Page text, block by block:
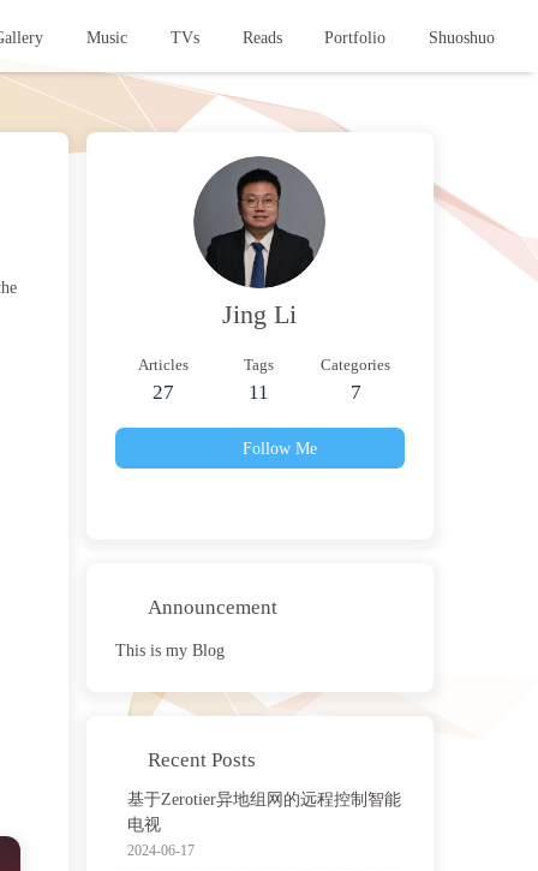
Music TVs Reads Portfolio Shuoshuo
Jing Li
Articles
27
Tags
11
Categories
7
Follow Me
Announcement
This is my Blog
Recent Posts
基于Zerotier异地组网的远程控制智能
电视
2024-06-17